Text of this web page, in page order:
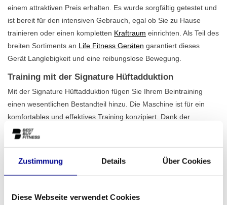
Zustimmung Details Über Cookies
Diese Webseite verwendet Cookies
einem attraktiven Preis erhalten. Es wurde sorgfältig getestet und
ist bereit für den intensiven Gebrauch, egal ob Sie zu Hause
trainieren oder einen kompletten Kraftraum einrichten. Als Teil des
breiten Sortiments an Life Fitness Geräten garantiert dieses
Gerät Langlebigkeit und eine reibungslose Bewegung.
Training mit der Signature Hüftadduktion
Mit der Signature Hüftadduktion fügen Sie Ihrem Beintraining
einen wesentlichen Bestandteil hinzu. Die Maschine ist für ein
komfortables und effektives Training konzipiert. Dank der
verstellbaren Startposition und der ergonomisch geformten
Polster finden Sie leicht die richtige Haltung, die zu Ihrem Körper
passt. Der Gewichtsstapel von satten 145 kg bietet
Herausforderung für sowohl Anfänger als auch
auf, wodurch Sie die Muskeln sicher belasten und stärken. Dies